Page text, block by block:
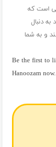
است که
دنبال
و به شما
Be the first to
Hanoozam now.